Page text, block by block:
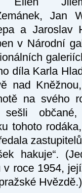
Jan
a Jaroslav
v Národní
díla Karla
nad
na svého
občané,
tohoto
hakuje“.
v roce 1954,
Hvězdě.)